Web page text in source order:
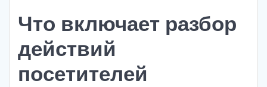
Что включает разбор
действий
посетителей